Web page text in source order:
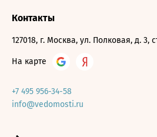
Контакты
127018, г. Москва, ул. Полковая, д. 3,
На карте
+7 495 956-34-58
info@vedomosti.ru